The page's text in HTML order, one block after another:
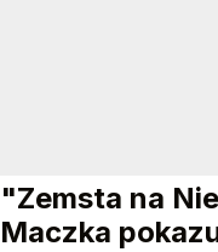
"Zemsta na
Maczka